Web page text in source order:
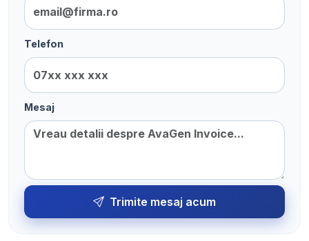
Telefon
Mesaj
Trimite mesaj acum